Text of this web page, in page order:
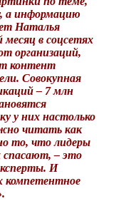
а информацию
Наталья
в соцсетях
организаций,
контент
Совокупная
– 7 млн
у них настолько
читать как
то, что лидеры
спасают, – это
И
компетентное